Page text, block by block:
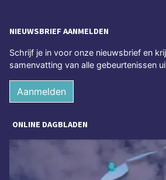
NIEUWSBRIEF AANMELDEN
Schrijf je in voor onze nieuwsbrief en
samenvatting van alle gebeurtenissen
Aanmelden
ONLINE DAGBLADEN